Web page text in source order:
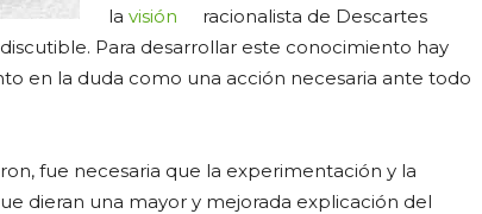
la visión
racionalista de Descartes
Para desarrollar este conocimiento hay
en la duda como una acción necesaria ante todo
fue necesaria que la experimentación y la
dieran una mayor y mejorada explicación del